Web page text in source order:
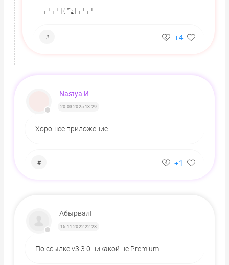
┬┴┬┴┤( ͡° ͜ʖ├┬┴┬┴
# +4
Nastya И
20.03.2025 13:29
Хорошее приложение
# +1
АбырвалГ
15.11.2022 22:28
По ссылке v3.3.0 никакой не Premium...